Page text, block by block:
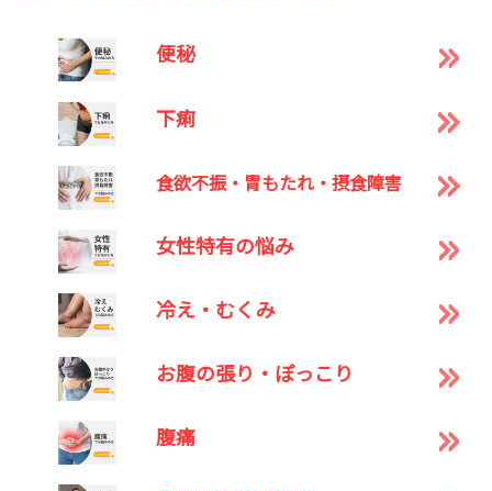
便秘
下痢
食欲不振・胃もたれ・摂食障害
女性特有の悩み
冷え・むくみ
お腹の張り・ぽっこり
腹痛